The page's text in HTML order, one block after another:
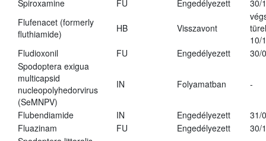
Spiroxamine
FU Engedélyezett
30/
Flufenacet (formerly
fluthiamide)
HB Visszavont
10/
Fludioxonil
FU Engedélyezett
30/
Spodoptera exigua
multicapsid
nucleopolyhedorvirus
(SeMNPV)
IN Folyamatban -
Flubendiamide IN Engedélyezett
31/
Fluazinam
FU Engedélyezett
30/